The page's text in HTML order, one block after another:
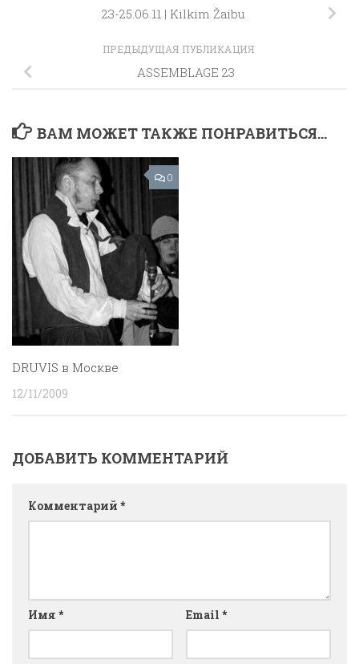
23-25.06.11 | Kilkim Žaibu
ПРЕДЫДУЩАЯ ПУБЛИКАЦИЯ
ASSEMBLAGE 23
ВАМ МОЖЕТ ТАКЖЕ ПОНРАВИТЬСЯ...
0
DRUVIS в Москве
12/11/2009
ДОБАВИТЬ КОММЕНТАРИЙ
Комментарий *
Имя * Email *